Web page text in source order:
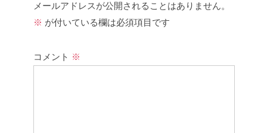
メールアドレスが公開されることはありません。
※ が付いている欄は必須項目です
コメント ※